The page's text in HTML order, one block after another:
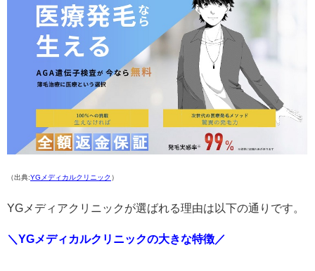
（出典:YGメディカルクリニック ）
YGメディアクリニックが選ばれる理由は以下の通りです。
＼YGメディカルクリニックの大きな特徴／